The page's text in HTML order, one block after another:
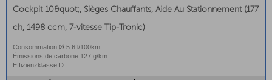
Cockpit 10&quot;, Sièges Chauffants, Aide Au Stationnement (177
ch, 1498 ccm, 7-vitesse Tip-Tronic)
Consommation Ø 5.6 l/100km
Émissions de carbone 127 g/km
Effizienzklasse D